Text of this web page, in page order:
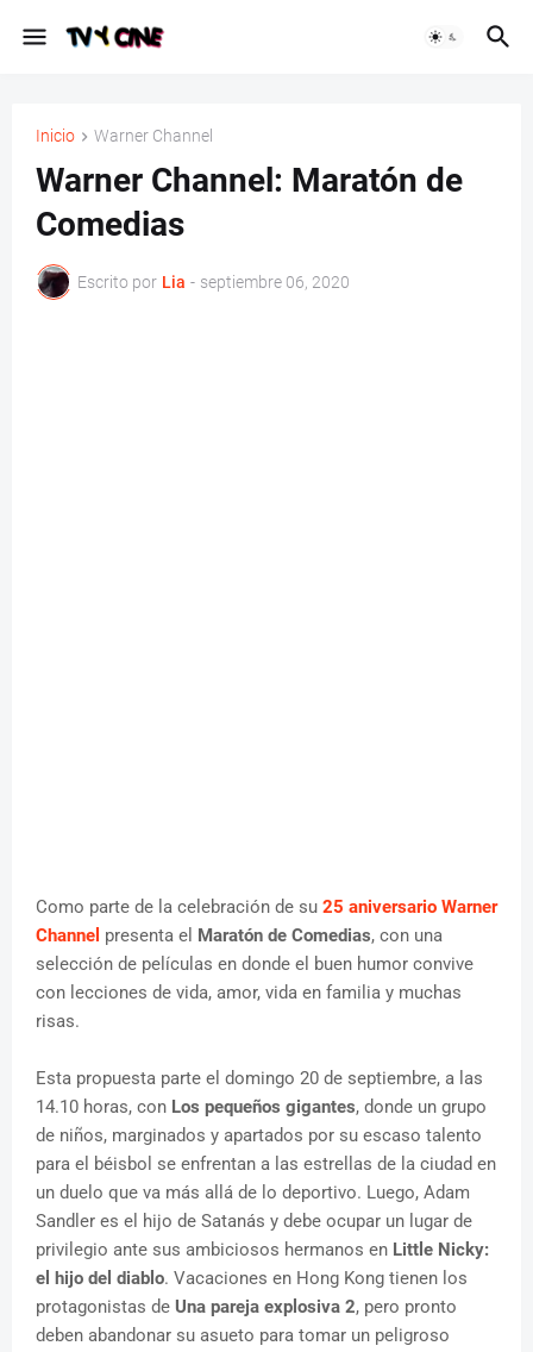
Inicio Warner Channel
Warner Channel: Maratón de
Comedias
Escrito por Lia - septiembre 06, 2020
Como parte de la celebración de su 25 aniversario Warner
Channel presenta el Maratón de Comedias, con una
selección de películas en donde el buen humor convive
con lecciones de vida, amor, vida en familia y muchas
risas.
Esta propuesta parte el domingo 20 de septiembre, a las
14.10 horas, con Los pequeños gigantes, donde un grupo
de niños, marginados y apartados por su escaso talento
para el béisbol se enfrentan a las estrellas de la ciudad en
un duelo que va más allá de lo deportivo. Luego, Adam
Sandler es el hijo de Satanás y debe ocupar un lugar de
privilegio ante sus ambiciosos hermanos en Little Nicky:
el hijo del diablo. Vacaciones en Hong Kong tienen los
protagonistas de Una pareja explosiva 2, pero pronto
deben abandonar su asueto para tomar un peligroso